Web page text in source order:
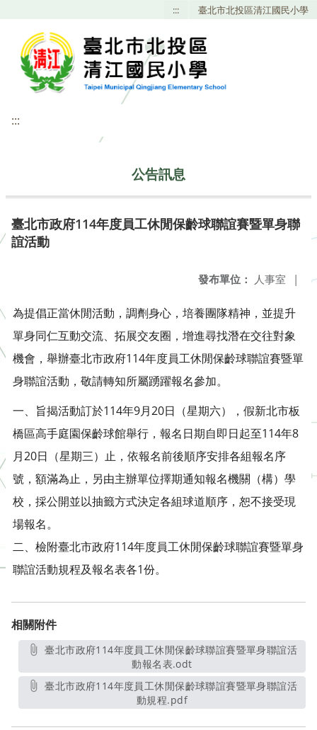
::: 臺北市北投區清江國民小學
:::
公告訊息
臺北市政府114年度員工休閒保齡球聯誼賽暨單身聯
誼活動
發布單位： 人事室 |
為提倡正當休閒活動，調劑身心，培養團隊精神，並提升
單身同仁互動交流、拓展交友圈，增進尋找潛在交往對象
機會，舉辦臺北市政府114年度員工休閒保齡球聯誼賽暨單
身聯誼活動，敬請轉知所屬踴躍報名參加。
一、旨揭活動訂於114年9月20日（星期六），假新北市板
橋區高手庭園保齡球館舉行，報名日期自即日起至114年8
月20日（星期三）止，依報名前後順序安排各組報名序
號，額滿為止，另由主辦單位擇期通知報名機關（構）學
校，採公開並以抽籤方式決定各組球道順序，恕不接受現
場報名。
二、檢附臺北市政府114年度員工休閒保齡球聯誼賽暨單身
聯誼活動規程及報名表各1份。
相關附件
臺北市政府114年度員工休閒保齡球聯誼賽暨單身聯誼活
動報名表.odt
臺北市政府114年度員工休閒保齡球聯誼賽暨單身聯誼活
動規程.pdf另開新視窗